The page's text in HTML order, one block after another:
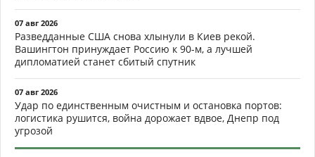
07 авг 2026
Разведданные США снова хлынули в Киев рекой.
Вашингтон принуждает Россию к 90-м, а лучшей
дипломатией станет сбитый спутник
07 авг 2026
Удар по единственным очистным и остановка портов:
логистика рушится, война дорожает вдвое, Днепр под
угрозой